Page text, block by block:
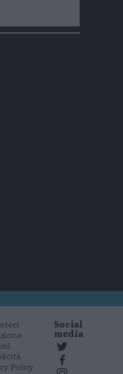
Policy
Social
media